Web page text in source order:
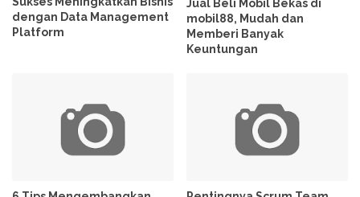
dengan Data Management
Platform
Jual Beli Mobil Bekas di
mobil88, Mudah dan
Memberi Banyak
Keuntungan